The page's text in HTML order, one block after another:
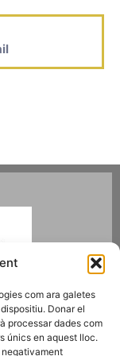
com ara galetes
Donar el
processar dades com
únics en aquest lloc.